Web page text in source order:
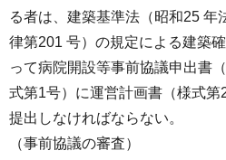
る者は、建築基準法（昭和25 年
律第201 号）の規定による建築
って病院開設等事前協議申出書
式第1号）に運営計画書（様式第
提出しなければならない。
（事前協議の審査）